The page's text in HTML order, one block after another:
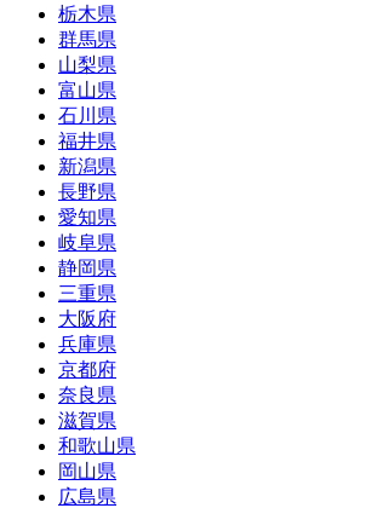
栃木県
群馬県
山梨県
富山県
石川県
福井県
新潟県
長野県
愛知県
岐阜県
静岡県
三重県
大阪府
兵庫県
京都府
奈良県
滋賀県
和歌山県
岡山県
広島県